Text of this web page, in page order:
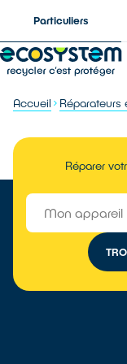
Particuliers
Accueil Réparateurs
Réparer